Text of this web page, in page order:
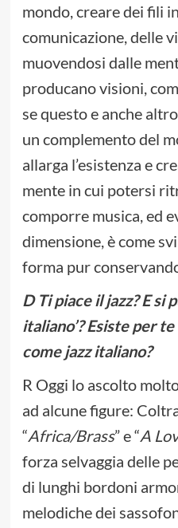
mondo, creare dei fili
comunicazione, delle
muovendosi dalle
producano visioni,
se questo e anche
un complemento del
allarga l’esistenza e
mente in cui potersi
comporre musica, ed
dimensione, è come
forma pur
D Ti piace il jazz? E si
italiano’? Esiste per
come jazz italiano?
R Oggi lo ascolto
ad alcune figure:
“Africa/Brass” e “A
forza selvaggia delle
di lunghi bordoni
melodiche dei